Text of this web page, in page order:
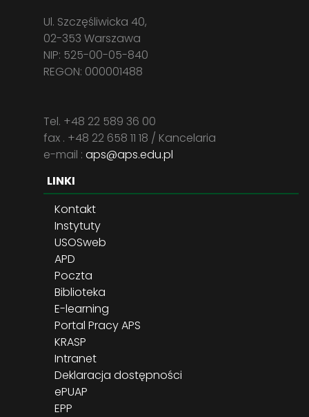
Ul. Szczęśliwicka 40,
02-353 Warszawa
NIP: 525-00-05-840
REGON: 000001488
Tel. +48 22 589 36 00
fax . +48 22 658 11 18 / Kancelaria
e-mail : aps@aps.edu.pl
LINKI
Kontakt
Instytuty
USOSweb
APD
Poczta
Biblioteka
E-learning
Portal Pracy APS
KRASP
Intranet
Deklaracja dostępności
ePUAP
EPP